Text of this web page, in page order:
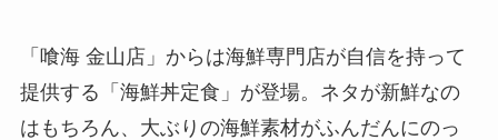
「喰海 金山店」からは海鮮専門店が自信を持って
提供する「海鮮丼定食」が登場。ネタが新鮮なの
はもちろん、大ぶりの海鮮素材がふんだんにのっ